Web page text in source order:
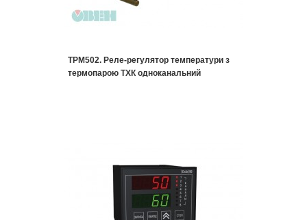
ТРМ502. Реле-регулятор температури з
термопарою ТХК одноканальний